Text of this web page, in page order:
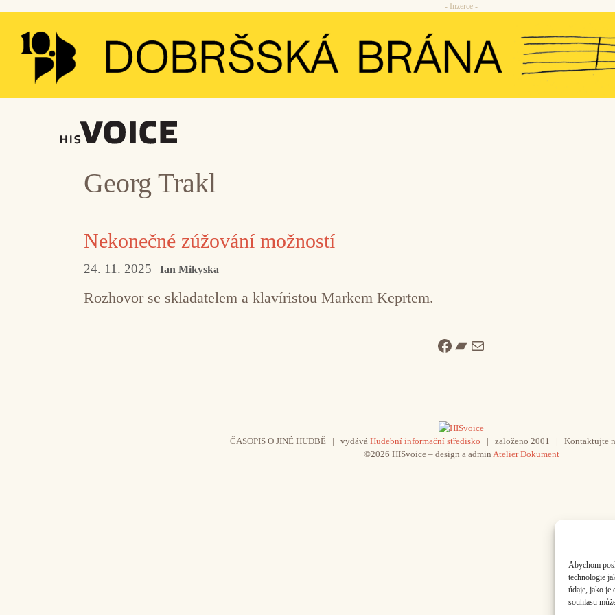
Abychom
technologie
údaje, jako je
souhlasu
Přeskočit
obsah
- Inzerce -
Georg Trakl
Nekonečné zúžování možností
24. 11. 2025 Ian Mikyska
Rozhovor se skladatelem a klavíristou Markem Keprtem.
Facebook
Bandcamp
Mail
ČASOPIS O JINÉ HUDBĚ | vydává Hudební informační středisko | založeno 2001 | Kontaktujte
©2026 HISvoice – design a admin Atelier Dokument